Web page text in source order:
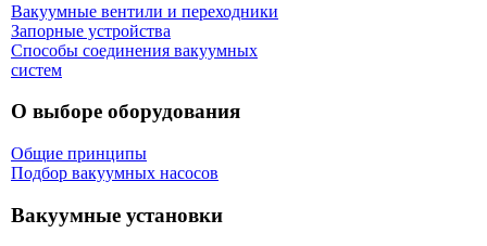
Вакуумные вентили и переходники
Запорные устройства
Способы соединения вакуумных
систем
О выборе оборудования
Общие принципы
Подбор вакуумных насосов
Вакуумные установки